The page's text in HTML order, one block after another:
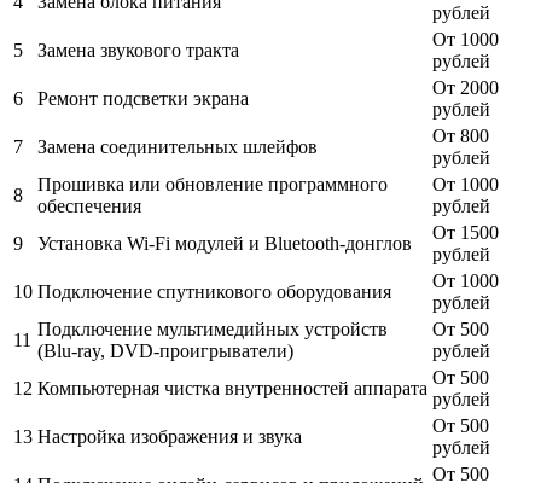
рублей
5
Замена звукового тракта
От 1000
рублей
6
Ремонт подсветки экрана
От 2000
рублей
7
Замена соединительных шлейфов
От 800
рублей
8
Прошивка или обновление программного
обеспечения
От 1000
рублей
9
Установка Wi-Fi модулей и Bluetooth-донглов
От 1500
рублей
10 Подключение спутникового оборудования
От 1000
рублей
11
Подключение мультимедийных устройств
(Blu-ray, DVD-проигрыватели)
От 500
рублей
12 Компьютерная чистка внутренностей аппарата
От 500
рублей
13 Настройка изображения и звука
От 500
рублей
От 500